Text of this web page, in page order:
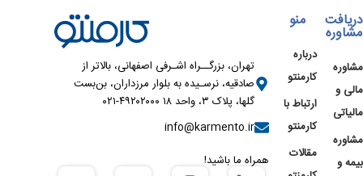
دریافت
مشاوره
مشاوره
مالی و
مالیاتی
مشاوره
بیمه و
منو
درباره
کارمنتو
ارتباط با
کارمنتو
مقالات
تهران، بزرگــراه اشـرفی اصفهانی، بالاتر از
صادقیه، نرسـیده به بلوار مرزداران، بن‌بست
گلها، پلاک ۳، واحد ۱۸ ۴۹۲۰۲۰۰۰-۰۲۱
info@karmento.ir
همراه ما باشید!